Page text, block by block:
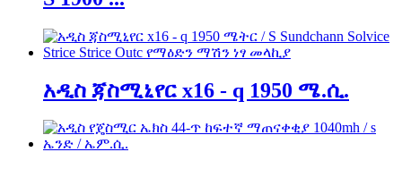
አዲስ ጃስሚኒየር x16 - q 1950 ሜ.ሲ.